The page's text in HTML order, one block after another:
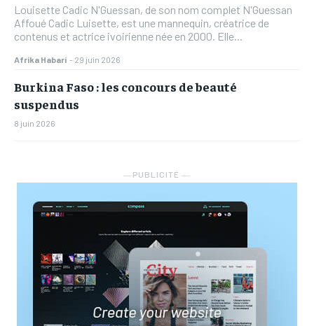
Louisette Cadic N'Guessan, de son nom complet N'Guessan
Affoué Cadic Luisette, est une mannequin, créatrice de
contenus et actrice ivoirienne née en 2000. Elle...
Afrika Habari - 29 juin 2026
Burkina Faso : les concours de beauté
suspendus
8 juin 2026
―PUBLICITÉ ―